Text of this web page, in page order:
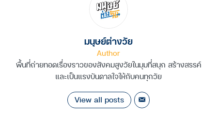
มนุษย์ต่างวัย
Author
พื้นที่ถ่ายทอดเรื่องราวของสังคมสูงวัยในมุมที่สนุก สร้างสรรค์
และเป็นแรงบันดาลใจให้กับคนทุกวัย
View all posts